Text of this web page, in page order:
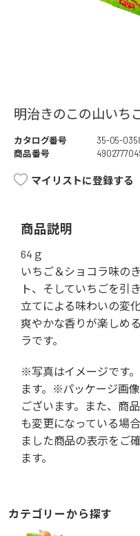
明治きのこの山いち
カタログ番号
35-05-
商品番号
マイリストに登録する
商品説明
64ｇ
いちご＆ショコラ味の
ト、そしていちごを引
立てによる味わいの変
爽やかな香りが楽しめ
ラです。
※写真はイメージです
ます。※パッケージ画
ございます。また、商
も変更になっている場
ました商品の表示をご
ます。
カテゴリーから探す